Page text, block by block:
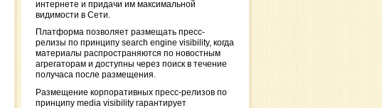
интернете и придачи им максимальной
видимости в Сети.
Платформа позволяет размещать пресс-
релизы по принципу search engine visibility, когда
материалы распространяются по новостным
агрегаторам и доступны через поиск в течение
получаса после размещения.
Размещение корпоративных пресс-релизов по
принципу media visibility гарантирует